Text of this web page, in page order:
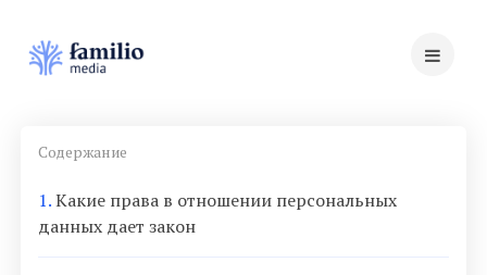
Содержание
1.Какие права в отношении персональных
данных дает закон